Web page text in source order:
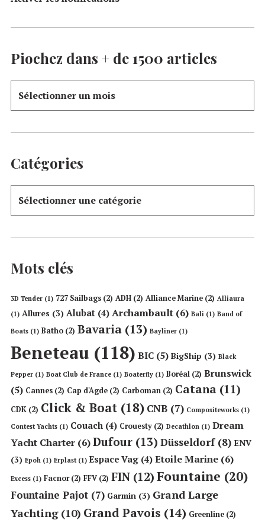
Piochez dans + de 1500 articles
Catégories
Mots clés
3D Tender (1) 727 Sailbags (2) ADH (2) Alliance Marine (2) Alliaura
(1) Allures (3) Alubat (4) Archambault (6) Bali (1) Band of
Boats (1) Batho (2) Bavaria (13) Bayliner (1)
Beneteau (118) BIC (5) BigShip (3) Black
Pepper (1) Boat Club de France (1) Boaterfly (1) Boréal (2) Brunswick
(5) Cannes (2) Cap d'Agde (2) Carboman (2) Catana (11)
CDK (2) Click & Boat (18) CNB (7) Compositeworks (1)
Contest Yachts (1) Couach (4) Crouesty (2) Decathlon (1) Dream
Yacht Charter (6)Dufour (13) Düsseldorf(8) ENV
(3) Epoh (1) Erplast (1) Espace Vag (4) Etoile Marine (6)
Excess (1) Facnor(2) FFV (2) FIN (12) Fountaine (20)
Fountaine Pajot (7) Garmin (3) Grand Large
Yachting(10) Grand Pavois (14) Greenline (2)